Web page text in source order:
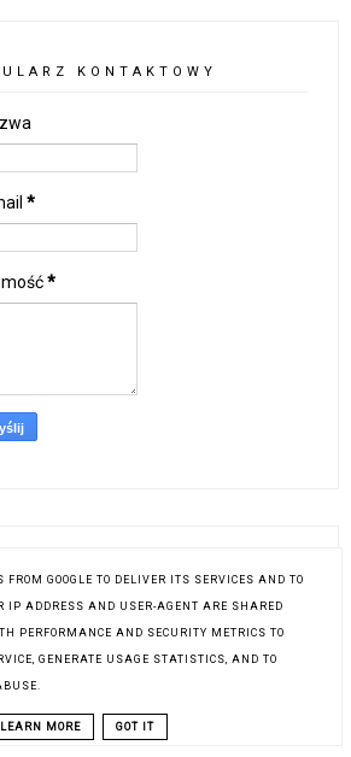
KONTAKTOWY
*
*
LICZBA WYŚWIETLEŃ
FROM GOOGLE TO DELIVER ITS SERVICES AND TO
IP ADDRESS AND USER-AGENT ARE SHARED
PERFORMANCE AND SECURITY METRICS TO
GENERATE USAGE STATISTICS, AND TO
LEARN MORE GOT IT